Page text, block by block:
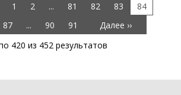
1 2 ... 81 82 83
84
87 ... 90 91
Далее ››
420 из 452 результатов